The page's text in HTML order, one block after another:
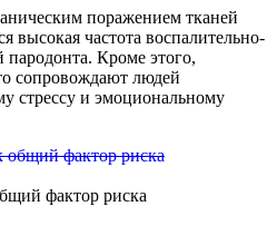
поражением тканей
высокая частота воспалительно-
пародонта. Кроме этого,
сопровождают людей
стрессу и эмоциональному
фактор риска